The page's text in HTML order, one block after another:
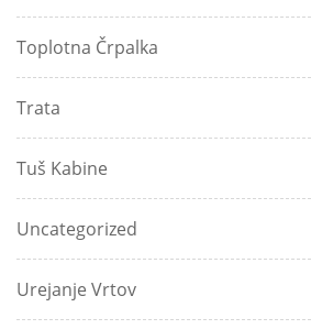
Toplotna Črpalka
Trata
Tuš Kabine
Uncategorized
Urejanje Vrtov